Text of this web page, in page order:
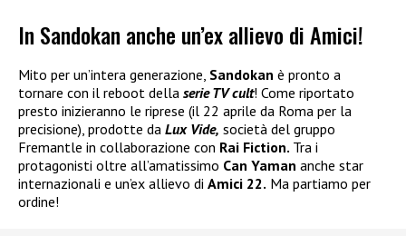
In Sandokan anche un’ex allievo di Amici!
Mito per un’intera generazione, Sandokan è pronto a
tornare con il reboot della serie TV cult! Come riportato
presto inizieranno le riprese (il 22 aprile da Roma per la
precisione), prodotte da Lux Vide, società del gruppo
Fremantle in collaborazione con Rai Fiction. Tra i
protagonisti oltre all’amatissimo Can Yaman anche star
internazionali e un’ex allievo di Amici 22. Ma partiamo per
ordine!